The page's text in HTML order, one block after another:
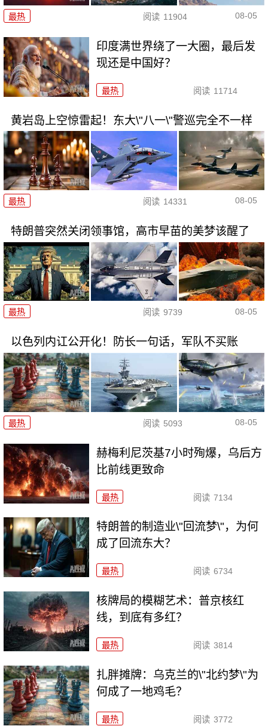
最热 阅读 11904 08-05
印度满世界绕了一大圈，最后发
现还是中国好？
最热 阅读 11714
黄岩岛上空惊雷起！东大\"八一\"警巡完全不一样
最热 阅读 14331 08-05
特朗普突然关闭领事馆，高市早苗的美梦该醒了
最热 阅读 9739 08-05
以色列内讧公开化！防长一句话，军队不买账
最热 阅读 5093 08-05
赫梅利尼茨基7小时殉爆，乌后方
比前线更致命
最热 阅读 7134
特朗普的制造业\"回流梦\"，为何
成了回流东大？
最热 阅读 6734
核牌局的模糊艺术：普京核红
线，到底有多红？
最热 阅读 3814
扎胖摊牌：乌克兰的\"北约梦\"为
何成了一地鸡毛？
最热 阅读 3772